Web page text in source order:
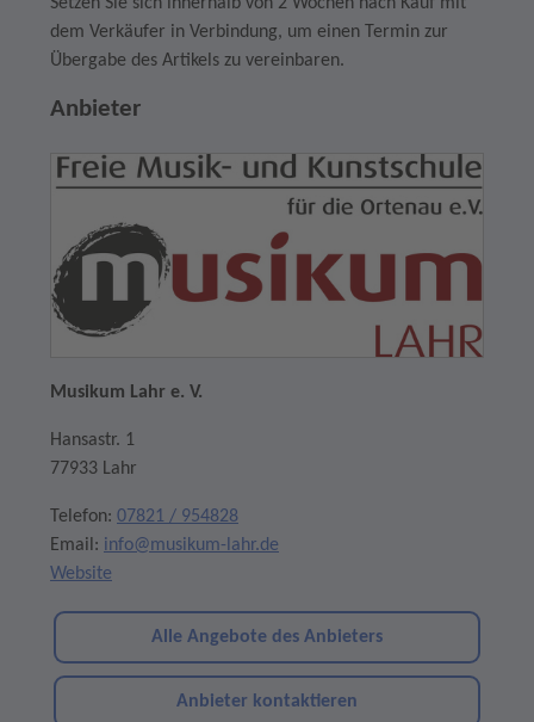
dem Verkäufer in Verbindung, um einen Termin zur
Übergabe des Artikels zu vereinbaren.
Anbieter
Musikum Lahr e. V.
Hansastr. 1
77933 Lahr
Telefon: 07821 / 954828
Email: info@musikum-lahr.de
Website
Alle Angebote des Anbieters
Anbieter kontaktieren